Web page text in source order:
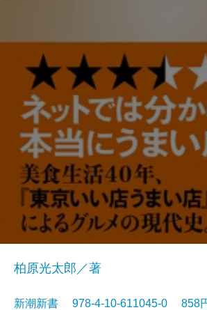
柏原光太郎／著
新潮新書 978-4-10-611045-0 858